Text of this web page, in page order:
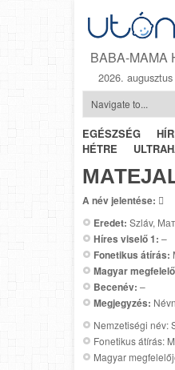
BABA-MAMA
2026. augusztus
EGÉSZSÉG
HÉTRE
A név jelentése: 
Eredet: Szláv,
Híres viselő 1: –
Fonetikus átírás:
Magyar
Becenév: –
Megjegyzés:
Nemzetiségi név:
Fonetikus átírás:
Magyar